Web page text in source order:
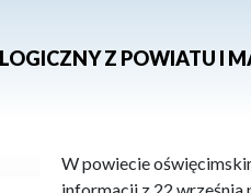
Z POWIATU I
W powiecie